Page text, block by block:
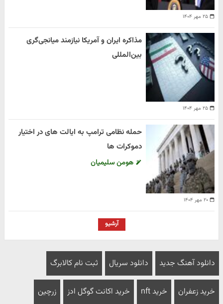
۲۵ مهر ۱۴۰۴
۲۵ مهر ۱۴۰۴
مذاکره ایران و آمریکا نیازمند میانجی‌گری
بین‌المللی
۲۰ مهر ۱۴۰۴
حمله نظامی ترامپ به ایالت های در اختیار
دموکرات ها
هومن سلیمیان
آرشیو
دانلود آهنگ جدید دانلود سریال ثبت نام کالابرگ
خرید زعفران خرید nft خرید اکانت گوگل ادز زرچین